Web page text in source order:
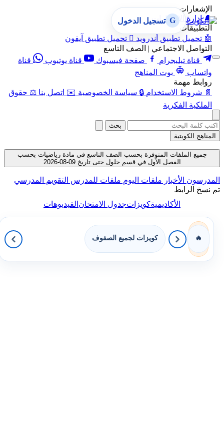
الإشعارات
🔔 إدارة الإشعارات
التطبيقات
🤖 تحميل تطبيق أندرويد  تحميل تطبيق آيفون
التواصل الاجتماعي | الصف التاسع
قناة تيليجرام
صفحة فيسبوك قناة يوتيوب
قناة
واتساب
بوت المناهج
روابط مهمة
📄 شروط الاستخدام 🔒 سياسة الخصوصية ✉️ اتصل بنا ⚖️ حقوق
الملكية الفكرية
G تسجيل الدخول
بحث
المناهج الكويتية
جميع الملفات المتوفرة بحسب الصف التاسع في مادة رياضيات بحسب
الفصل الأول في قسم حلول حتى تاريخ 09-08-2026
المدرسون الأخبار ملفات اليوم ملفات للمدرس التقويم المدرسي
تم نسخ الرابط
الأكاديميةكويزاتجدول الامتحانالفيديوهات
🔥 كويزات لجميع الصفوف